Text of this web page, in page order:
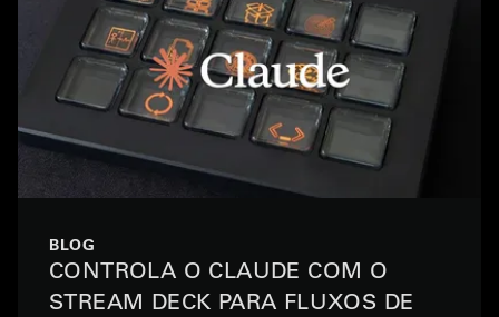
BLOG
CONTROLA O CLAUDE COM O
STREAM DECK PARA FLUXOS DE